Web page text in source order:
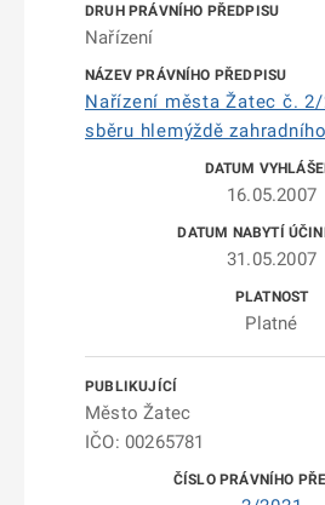
Nařízení
Nařízení města Žatec č. 2/
sběru hlemýždě zahradního
16.05.2007
31.05.2007
Platné
Město Žatec
IČO: 00265781